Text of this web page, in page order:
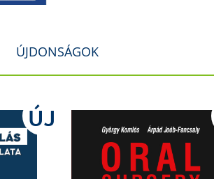
ÚJDONSÁGOK
ÚJ